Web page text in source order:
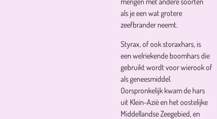
als je een wat grotere
zeefbrander neemt.
Styrax, of ook storaxhars, is
een welriekende boomhars die
gebruikt wordt voor wierook of
als geneesmiddel.
Oorspronkelijk kwam de hars
uit Klein-Azië en het oostelijke
Middellandse Zeegebied, en